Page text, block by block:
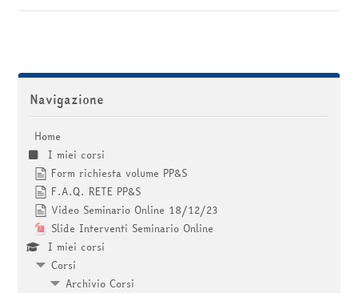
Salta Navigazione
Navigazione
Home
I miei corsi
Form richiesta volume PP&S
F.A.Q. RETE PP&S
Video Seminario Online 18/12/23
Slide Interventi Seminario Online
I miei corsi
Corsi
Archivio Corsi